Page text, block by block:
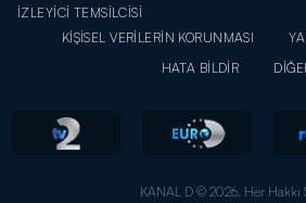
İZLEYİCİ TEMSİLCİSİ
KİŞİSEL VERİLERİN KORUNMASI
HATA BİLDİR
KANAL D © 2026. Her Hakkı